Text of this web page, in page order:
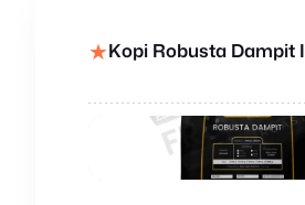
★Kopi Robusta Dampit I